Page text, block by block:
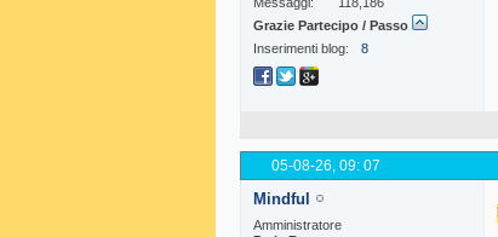
Grazie Partecipo / Passo
Inserimenti blog
8
05-08-26, 09: 07
Mindful
Amministratore